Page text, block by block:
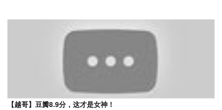
【越哥】豆瓣8.9分，这才是女神！